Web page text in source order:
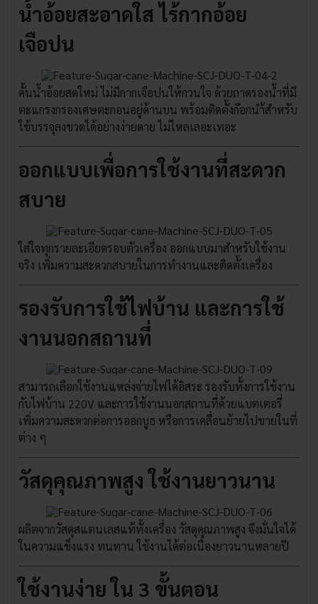
น้ำอ้อยสะอาดใส ไร้กากอ้อย
เจือปน
คั้นน้ำอ้อยสดใหม่ ไม่มีกากเจือปนให้กวนใจ ด้วยถาดรองน้ำที่มี
ตะแกรงกรองเศษตะกอนอยู่ด้านบน พร้อมติดตั้งก๊อกนำ้สำหรับ
ใช้บรรจุลงขวดได้อย่างง่ายดาย ไม่ไหลเลอะเทอะ
ออกแบบเพื่อการใช้งานที่สะดวก
สบาย
ใส่ใจทุกรายละเอียดรอบตัวเครื่อง ออกแบบมาสำหรับใช้งาน
จริง เพิ่มความสะดวกสบายในการทำงานและติดตั้งเครื่อง
รองรับการใช้ไฟบ้าน และการใช้
งานนอกสถานที่
สามารถเลือกใช้งานแหล่งจ่ายไฟได้อิสระ รองรับทั้งการใช้งาน
กับไฟบ้าน 220V และการใช้งานนอกสถานที่ด้วยแบตเตอรี่
เพิ่มความสะดวกต่อการออกบูธ หรือการเคลื่อนย้ายไปขายในที่
ต่าง ๆ
วัสดุคุณภาพสูง ใช้งานยาวนาน
ผลิตจากวัสดุสแตนเลสแท้ทั้งเครื่อง วัสดุคุณภาพสูง จึงมั่นใจได้
ในความแข็งแรง ทนทาน ใช้งานได้ต่อเนื่องยาวนานหลายปี
ใช้งานง่าย ใน 3 ขั้นตอน